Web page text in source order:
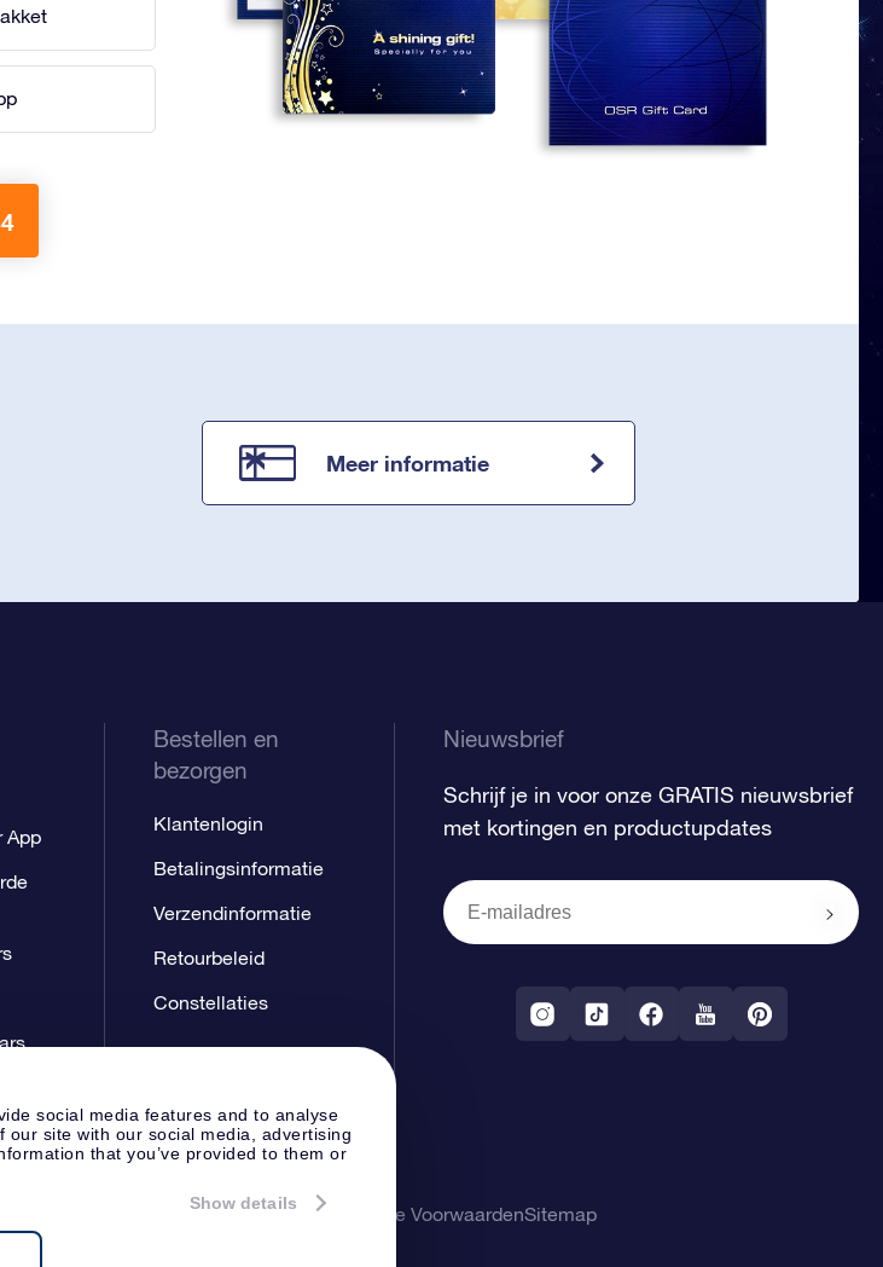
social media features and to analyse
site with our social media, advertising
that you’ve provided to them or
Show details
Meer informatie
App
Bestellen en
bezorgen
Klantenlogin
Betalingsinformatie
Verzendinformatie
Retourbeleid
Constellaties
Nieuwsbrief
Schrijf je in voor onze GRATIS nieuwsbrief
met kortingen en productupdates
PrivacyverklaringAlgemene VoorwaardenSitemap